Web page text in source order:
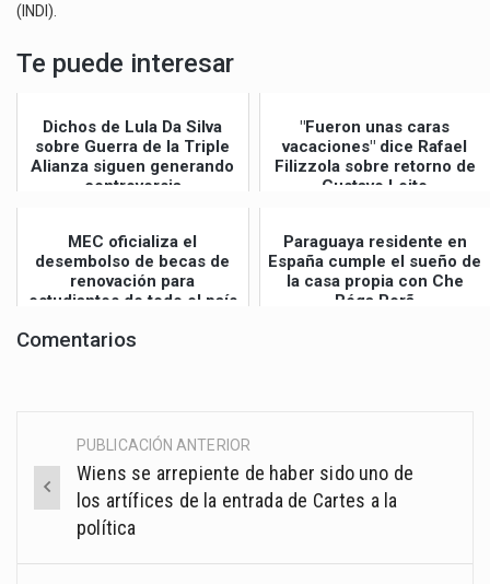
(INDI).
Te puede interesar
Dichos de Lula Da Silva
sobre Guerra de la Triple
Alianza siguen generando
controversia
"Fueron unas caras
vacaciones" dice Rafael
Filizzola sobre retorno de
Gustavo Leite
MEC oficializa el
desembolso de becas de
renovación para
estudiantes de todo el país
Paraguaya residente en
España cumple el sueño de
la casa propia con Che
Róga Porã
Comentarios
Post
navigation
PUBLICACIÓN ANTERIOR
Wiens se arrepiente de haber sido uno de
los artífices de la entrada de Cartes a la
política